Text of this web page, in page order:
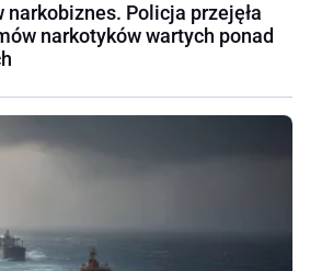
narkobiznes. Policja przejęła
narkotyków wartych ponad